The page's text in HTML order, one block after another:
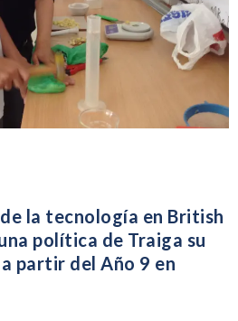
la tecnología en British
política de Traiga su
partir del Año 9 en